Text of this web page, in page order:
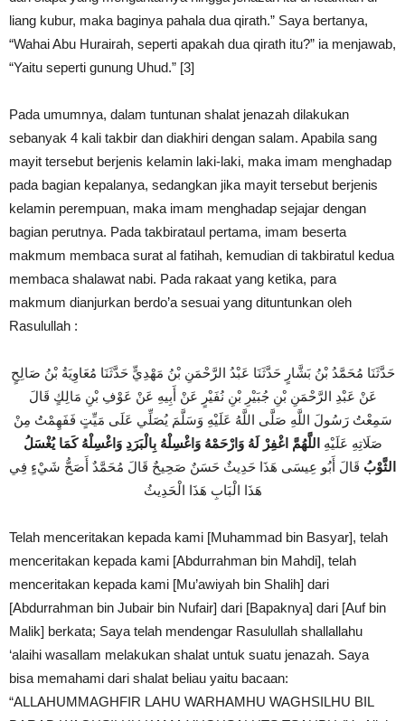
liang kubur, maka baginya pahala dua qirath.” Saya bertanya,
“Wahai Abu Hurairah, seperti apakah dua qirath itu?” ia menjawab,
“Yaitu seperti gunung Uhud.” [3]
Pada umumnya, dalam tuntunan shalat jenazah dilakukan
sebanyak 4 kali takbir dan diakhiri dengan salam. Apabila sang
mayit tersebut berjenis kelamin laki-laki, maka imam menghadap
pada bagian kepalanya, sedangkan jika mayit tersebut berjenis
kelamin perempuan, maka imam menghadap sejajar dengan
bagian perutnya. Pada takbirataul pertama, imam beserta
makmum membaca surat al fatihah, kemudian di takbiratul kedua
membaca shalawat nabi. Pada rakaat yang ketika, para
makmum dianjurkan berdo’a sesuai yang dituntunkan oleh
Rasulullah :
حَدَّثَنَا مُحَمَّدُ بْنُ بَشَّارٍ حَدَّثَنَا عَبْدُ الرَّحْمَنِ بْنُ مَهْدِيٍّ حَدَّثَنَا مُعَاوِيَةُ بْنُ صَالِحٍ
عَنْ عَبْدِ الرَّحْمَنِ بْنِ جُبَيْرِ بْنِ نُفَيْرٍ عَنْ أَبِيهِ عَنْ عَوْفِ بْنِ مَالِكٍ قَالَ
سَمِعْتُ رَسُولَ اللَّهِ صَلَّى اللَّهُ عَلَيْهِ وَسَلَّمَ يُصَلِّي عَلَى مَيِّتٍ فَفَهِمْتُ مِنْ
صَلَاتِهِ عَلَيْهِ اللَّهُمَّ اغْفِرْ لَهُ وَارْحَمْهُ وَاغْسِلْهُ بِالْبَرَدِ وَاغْسِلْهُ كَمَا يُغْسَلُ
الثَّوْبُ قَالَ أَبُو عِيسَى هَذَا حَدِيثٌ حَسَنٌ صَحِيحٌ قَالَ مُحَمَّدٌ أَصَحُّ شَيْءٍ فِي
هَذَا الْبَابِ هَذَا الْحَدِيثُ
Telah menceritakan kepada kami [Muhammad bin Basyar], telah
menceritakan kepada kami [Abdurrahman bin Mahdi], telah
menceritakan kepada kami [Mu’awiyah bin Shalih] dari
[Abdurrahman bin Jubair bin Nufair] dari [Bapaknya] dari [Auf bin
Malik] berkata; Saya telah mendengar Rasulullah shallallahu
‘alaihi wasallam melakukan shalat untuk suatu jenazah. Saya
bisa memahami dari shalat beliau yaitu bacaan:
“ALLAHUMMAGHFIR LAHU WARHAMHU WAGHSILHU BIL